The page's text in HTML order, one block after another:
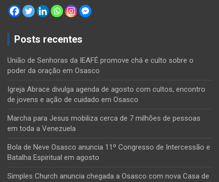
Posts recentes
União de Senhoras da IEAFÉ promove chá e culto sobre o
poder da oração em Osasco
Igreja Abrace divulga agenda de agosto com cultos, encontro
de jovens e ação de cuidado em Osasco
Marcha para Jesus mobiliza cerca de 7 milhões de pessoas
em toda a Venezuela
Bola de Neve Osasco anuncia 11º Congresso de Intercessão e
Batalha Espiritual em agosto
Simples Church anuncia chegada a Osasco com nova Casa de